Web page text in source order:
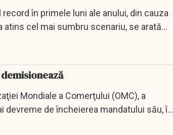
în primele luni ale anului, din cauza
atins cel mai sumbru scenariu, se arată
Mondiale a Comerţului (OMC), a
devreme de încheierea mandatului său, în